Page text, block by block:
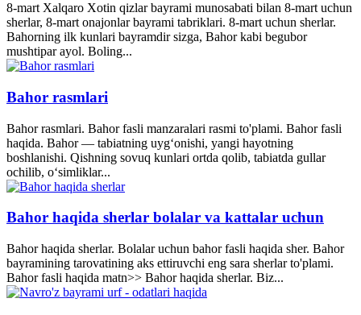
8-mart Xalqaro Xotin qizlar bayrami munosabati bilan 8-mart uchun
sherlar, 8-mart onajonlar bayrami tabriklari. 8-mart uchun sherlar.
Bahorning ilk kunlari bayramdir sizga, Bahor kabi begubor
mushtipar ayol. Boling...
Bahor rasmlari
Bahor rasmlari. Bahor fasli manzaralari rasmi to'plami. Bahor fasli
haqida. Bahor — tabiatning uyg‘onishi, yangi hayotning
boshlanishi. Qishning sovuq kunlari ortda qolib, tabiatda gullar
ochilib, o‘simliklar...
Bahor haqida sherlar bolalar va kattalar uchun
Bahor haqida sherlar. Bolalar uchun bahor fasli haqida sher. Bahor
bayramining tarovatining aks ettiruvchi eng sara sherlar to'plami.
Bahor fasli haqida matn>> Bahor haqida sherlar. Biz...